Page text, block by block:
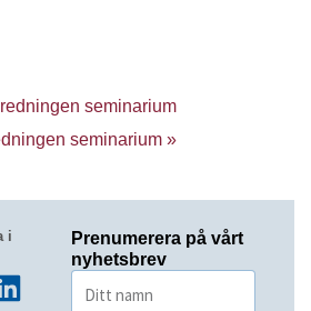
seminarium
seminarium»
i
Prenumerera på vårt
nyhetsbrev